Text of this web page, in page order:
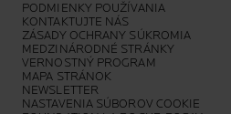
PODMIENKY POUŽÍVANIA
KONTAKTUJTE NÁS
ZÁSADY OCHRANY SÚKROMIA
MEDZINÁRODNÉ STRÁNKY
VERNOSTNÝ PROGRAM
MAPA STRÁNOK
NEWSLETTER
NASTAVENIA SÚBOROV COOKIE